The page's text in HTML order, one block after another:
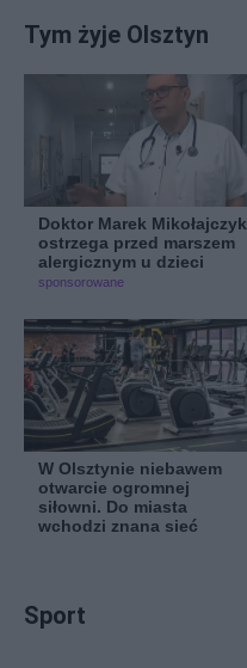
Tym żyje Olsztyn
Doktor Marek Mikołajczyk
ostrzega przed marszem
alergicznym u dzieci
sponsorowane
W Olsztynie niebawem
otwarcie ogromnej
siłowni. Do miasta
wchodzi znana sieć
Sport